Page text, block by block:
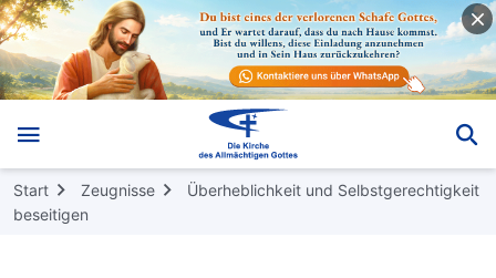
Start Zeugnisse
Überheblichkeit und Selbstgerechtigkeit
beseitigen